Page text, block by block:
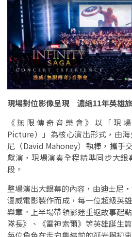
現場對位影像呈現 濃縮11年英雄
《無限傳奇音樂會》以「現
Picture）」為核心演出形式，由
尼（David Mahoney）執棒，攜手
獻演，現場演奏全程精準同步大銀
段。
整場演出大銀幕的內容，由迪士尼
漫威電影製作而成，每一位超級英
樂章。上半場帶領影迷重返故事起
隊長》、《雷神索爾》等英雄誕生